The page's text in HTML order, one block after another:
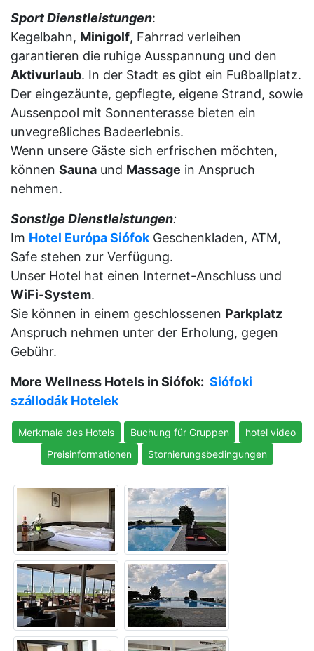
Sport Dienstleistungen:
Kegelbahn, Minigolf, Fahrrad verleihen
garantieren die ruhige Ausspannung und den
Aktivurlaub. In der Stadt es gibt ein Fußballplatz.
Der eingezäunte, gepflegte, eigene Strand, sowie
Aussenpool mit Sonnenterasse bieten ein
unvegreßliches Badeerlebnis.
Wenn unsere Gäste sich erfrischen möchten,
können Sauna und Massage in Anspruch
nehmen.
Sonstige Dienstleistungen:
Im Hotel Európa Siófok Geschenkladen, ATM,
Safe stehen zur Verfügung.
Unser Hotel hat einen Internet-Anschluss und
WiFi-System.
Sie können in einem geschlossenen Parkplatz
Anspruch nehmen unter der Erholung, gegen
Gebühr.
More Wellness Hotels in Siófok: Siófoki
szállodák Hotelek
Merkmale des Hotels Buchung für Gruppen
hotel video
Preisinformationen
Stornierungsbedingungen